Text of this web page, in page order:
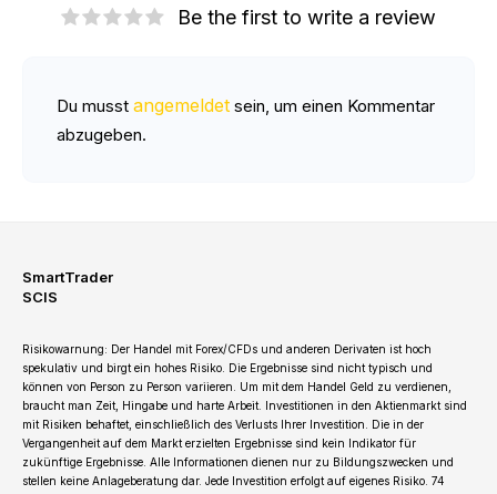
Be the first to write a review
Du musst angemeldet sein, um einen Kommentar
abzugeben.
SmartTrader
SCIS
Risikowarnung: Der Handel mit Forex/CFDs und anderen Derivaten ist hoch
spekulativ und birgt ein hohes Risiko. Die Ergebnisse sind nicht typisch und
können von Person zu Person variieren. Um mit dem Handel Geld zu verdienen,
braucht man Zeit, Hingabe und harte Arbeit. Investitionen in den Aktienmarkt sind
mit Risiken behaftet, einschließlich des Verlusts Ihrer Investition. Die in der
Vergangenheit auf dem Markt erzielten Ergebnisse sind kein Indikator für
zukünftige Ergebnisse. Alle Informationen dienen nur zu Bildungszwecken und
stellen keine Anlageberatung dar. Jede Investition erfolgt auf eigenes Risiko. 74